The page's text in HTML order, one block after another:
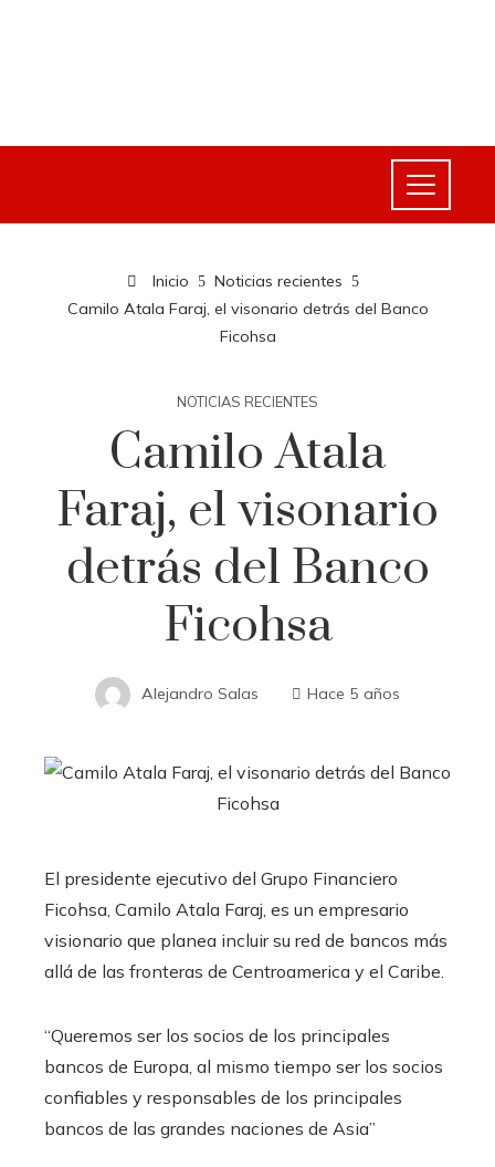
Inicio
Noticias recientes
Camilo Atala Faraj, el visonario detrás del Banco
Ficohsa
NOTICIAS RECIENTES
Camilo Atala
Faraj, el visonario
detrás del Banco
Ficohsa
Alejandro Salas Hace 5 años
El presidente ejecutivo del Grupo Financiero
Ficohsa, Camilo Atala Faraj, es un empresario
visionario que planea incluir su red de bancos más
allá de las fronteras de Centroamerica y el Caribe.
“Queremos ser los socios de los principales
bancos de Europa, al mismo tiempo ser los socios
confiables y responsables de los principales
bancos de las grandes naciones de Asia”